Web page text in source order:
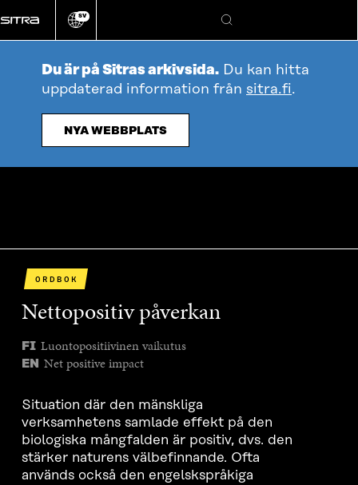
direkt
till
Ändra
språk
SV
Sök
Du är på Sitras arkivsida. Du kan hitta
uppdaterad information från sitra.fi.
NYA WEBBPLATS
ORDBOK
Nettopositiv påverkan
FI Luontopositiivinen vaikutus
EN Net positive impact
Situation där den mänskliga
verksamhetens samlade effekt på den
biologiska mångfalden är positiv, dvs. den
stärker naturens välbefinnande. Ofta
används också den engelskspråkiga